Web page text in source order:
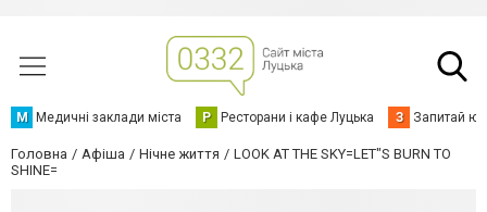
М Медичні заклади міста Р Ресторани і кафе Луцька З Запитай
Головна Афіша Нічне життя
LOOK AT THE SKY=LET"S BURN TO
SHINE=